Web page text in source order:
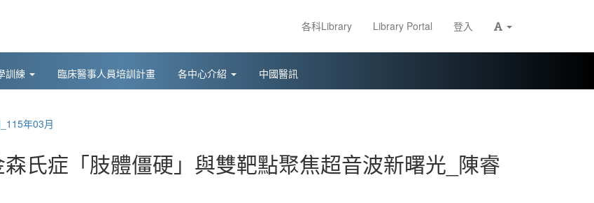
各科Library Library Portal 登入
訓練 臨床醫事人員培訓計畫 各中心介紹 中國醫訊
年03月
氏症「肢體僵硬」與雙靶點聚焦超音波新曙光_陳睿